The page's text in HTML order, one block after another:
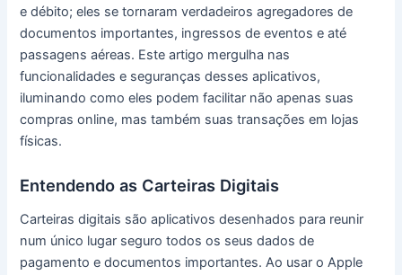
e débito; eles se tornaram verdadeiros agregadores de
documentos importantes, ingressos de eventos e até
passagens aéreas. Este artigo mergulha nas
funcionalidades e seguranças desses aplicativos,
iluminando como eles podem facilitar não apenas suas
compras online, mas também suas transações em lojas
físicas.
Entendendo as Carteiras Digitais
Carteiras digitais são aplicativos desenhados para reunir
num único lugar seguro todos os seus dados de
pagamento e documentos importantes. Ao usar o Apple